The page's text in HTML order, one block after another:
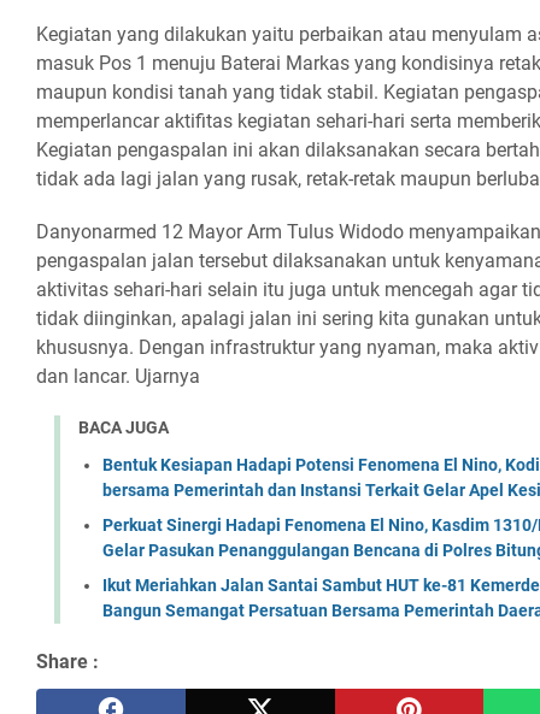
Kegiatan yang dilakukan yaitu perbaikan atau menyulam
masuk Pos 1 menuju Baterai Markas yang kondisinya
maupun kondisi tanah yang tidak stabil. Kegiatan
memperlancar aktifitas kegiatan sehari-hari serta
Kegiatan pengaspalan ini akan dilaksanakan secara
tidak ada lagi jalan yang rusak, retak-retak maupun
Danyonarmed 12 Mayor Arm Tulus Widodo
pengaspalan jalan tersebut dilaksanakan untuk
aktivitas sehari-hari selain itu juga untuk mencegah agar
tidak diinginkan, apalagi jalan ini sering kita gunakan
khususnya. Dengan infrastruktur yang nyaman, maka
dan lancar. Ujarnya
BACA JUGA
Bentuk Kesiapan Hadapi Potensi Fenomena El Nino,
bersama Pemerintah dan Instansi Terkait Gelar Apel
Perkuat Sinergi Hadapi Fenomena El Nino, Kasdim
Gelar Pasukan Penanggulangan Bencana di Polres
Ikut Meriahkan Jalan Santai Sambut HUT ke-81
Bangun Semangat Persatuan Bersama Pemerintah
Share :